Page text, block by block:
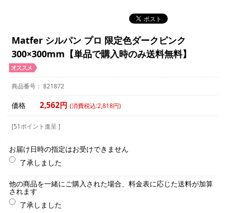
Matfer シルパン プロ 限定色ダークピンク
300×300mm【単品で購入時のみ送料無料】
821872
価格 2,562円 (消費税込:2,818円)
[51ポイント進呈 ]
お届け日時の指定はお受けできません
了承しました
他の商品を一緒にご購入された場合、料金表に応じた送料が加算
されます
了承しました